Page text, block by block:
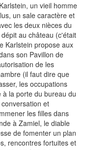
un vieil homme
un sale caractère et
les deux nièces du
au château (c'était
Karlstein propose aux
son Pavillon de
de les
(il faut dire que
les occupations
la porte du bureau du
et
les filles dans
à Zamiel, le diable
de fomenter un plan
rencontres fortuites et